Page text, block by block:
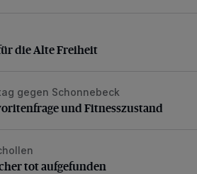
die Alte Freiheit
die Alte Freiheit
und Fitnesszustand
gegen Schonnebeck
und Fitnesszustand
tot aufgefunden
tot aufgefunden